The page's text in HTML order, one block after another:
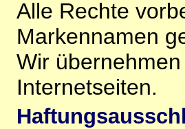
Alle Rechte
Markennamen
Wir
Internetseiten.